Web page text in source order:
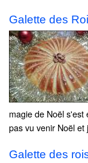
Galette des
magie de Noël
pas vu venir Noël
Galette des